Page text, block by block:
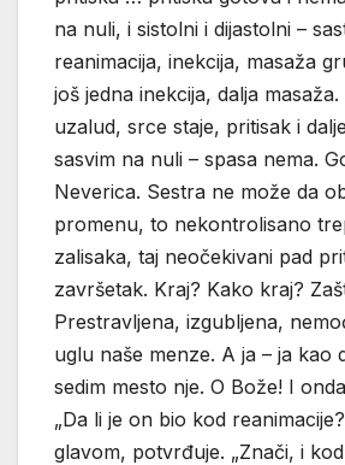
na nuli, i sistolni i dijastolni –
reanimacija, inekcija, masaža
još jedna inekcija, dalja masaža.
uzalud, srce staje, pritisak i
sasvim na nuli – spasa nema.
Neverica. Sestra ne može da
promenu, to nekontrolisano
zalisaka, taj neočekivani pad
završetak. Kraj? Kako kraj?
Prestravljena, izgubljena,
uglu naše menze. A ja – ja kao
sedim mesto nje. O Bože! I
„Da li je on bio kod
glavom, potvrđuje. „Znači, i